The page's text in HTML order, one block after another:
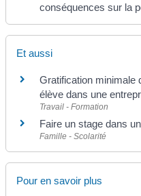
conséquences sur la
Et aussi
Gratification minimale
élève dans une
Travail - Formation
Faire un stage dans
Famille - Scolarité
Pour en savoir plus